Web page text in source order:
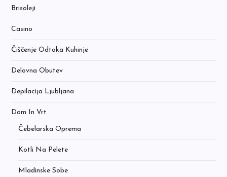
Brisoleji
Casino
Čiščenje Odtoka Kuhinje
Delovna Obutev
Depilacija Ljubljana
Dom In Vrt
Čebelarska Oprema
Kotli Na Pelete
Mladinske Sobe